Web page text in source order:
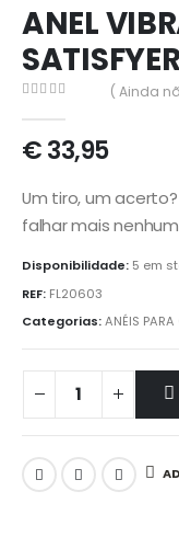
ANEL
( Ainda
€33,95
Um tiro, um
falhar mais
Disponibilidade: 5 em
REF: FL20603
Categorias:ANÉIS PARA